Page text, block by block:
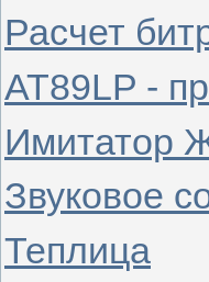
Расчет
AT89LP -
Имитатор
Звуковое
Теплица